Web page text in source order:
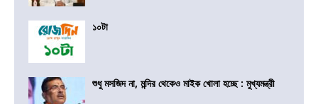
১০টা
শুধু মসজিদ না, মন্দির থেকেও মাইক খোলা হচ্ছে : মুখ্যমন্ত্রী